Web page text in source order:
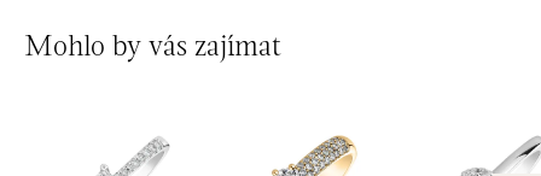
Mohlo by vás zajímat